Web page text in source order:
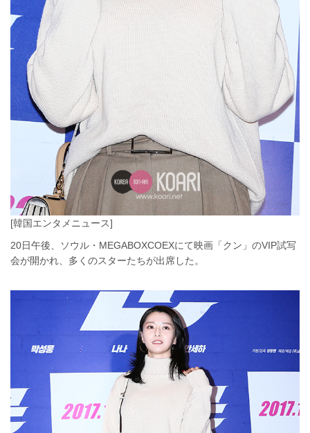
[韓国エンタメニュース]
20日午後、ソウル・MEGABOXCOEXにて映画「クン」のVIP試写
会が開かれ、多くのスターたちが出席した。